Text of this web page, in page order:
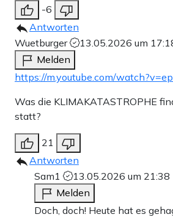
-6
Antworten
Wuetburger
13.05.2026 um
Melden
https://m.youtube.com/
Was die KLIMAKATASTROPHE
statt?
21
Antworten
Sam1
13.05.2026 um 21:38
Melden
Doch, doch! Heute hat es